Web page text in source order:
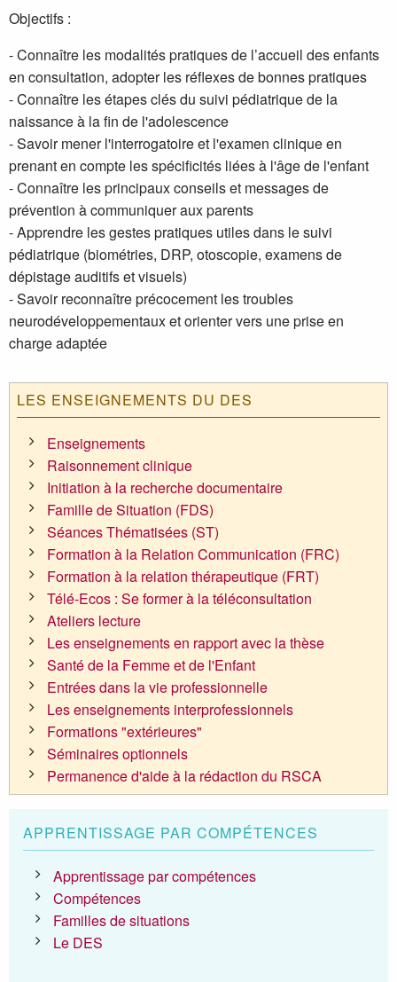
Objectifs :
- Connaître les modalités pratiques de l’accueil des enfants
en consultation, adopter les réflexes de bonnes pratiques
- Connaître les étapes clés du suivi pédiatrique de la
naissance à la fin de l'adolescence
- Savoir mener l'interrogatoire et l'examen clinique en
prenant en compte les spécificités liées à l'âge de l'enfant
- Connaître les principaux conseils et messages de
prévention à communiquer aux parents
- Apprendre les gestes pratiques utiles dans le suivi
pédiatrique (biométries, DRP, otoscopie, examens de
dépistage auditifs et visuels)
- Savoir reconnaître précocement les troubles
neurodéveloppementaux et orienter vers une prise en
charge adaptée
LES ENSEIGNEMENTS DU DES
Enseignements
Raisonnement clinique
Initiation à la recherche documentaire
Famille de Situation (FDS)
Séances Thématisées (ST)
Formation à la Relation Communication (FRC)
Formation à la relation thérapeutique (FRT)
Télé-Ecos : Se former à la téléconsultation
Ateliers lecture
Les enseignements en rapport avec la thèse
Santé de la Femme et de l'Enfant
Entrées dans la vie professionnelle
Les enseignements interprofessionnels
Formations "extérieures"
Séminaires optionnels
Permanence d'aide à la rédaction du RSCA
APPRENTISSAGE PAR COMPÉTENCES
Apprentissage par compétences
Compétences
Familles de situations
Le DES